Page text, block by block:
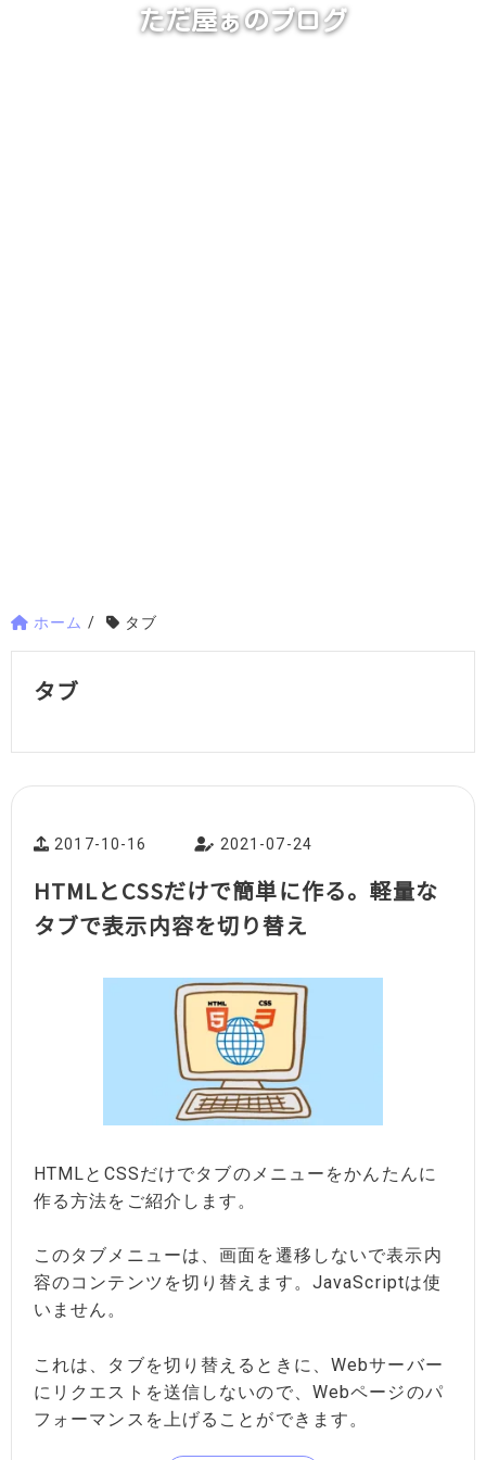
ただ屋ぁのブログ
ホーム / タブ
タブ
2017-10-16 2021-07-24
HTMLとCSSだけで簡単に作る。軽量な
タブで表示内容を切り替え
HTMLとCSSだけでタブのメニューをかんたんに
作る方法をご紹介します。
このタブメニューは、画面を遷移しないで表示内
容のコンテンツを切り替えます。JavaScriptは使
いません。
これは、タブを切り替えるときに、Webサーバー
にリクエストを送信しないので、Webページのパ
フォーマンスを上げることができます。